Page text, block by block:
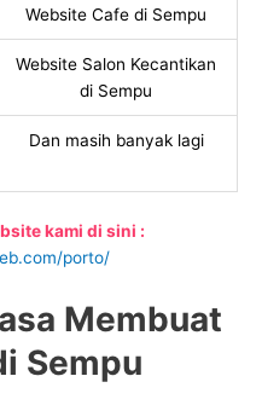
Website Cafe di Sempu
Website Salon Kecantikan
di Sempu
Dan masih banyak lagi
kami di sini :
porto/
Membuat
Sempu